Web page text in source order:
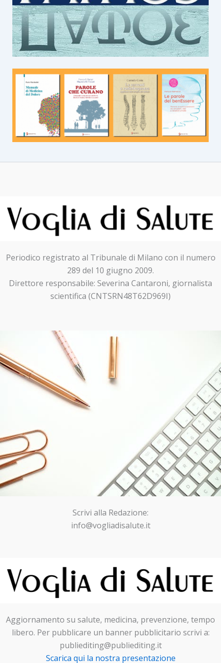
Periodico registrato al Tribunale di Milano con il numero
289 del 10 giugno 2009.
Direttore responsabile: Severina Cantaroni, giornalista
scientifica (CNTSRN48T62D969I)
Scrivi alla Redazione:
info@vogliadisalute.it
Aggiornamento su salute, medicina, prevenzione, tempo
libero. Per pubblicare un banner pubblicitario scrivi a:
publiediting@publiediting.it
Scarica qui la nostra presentazione